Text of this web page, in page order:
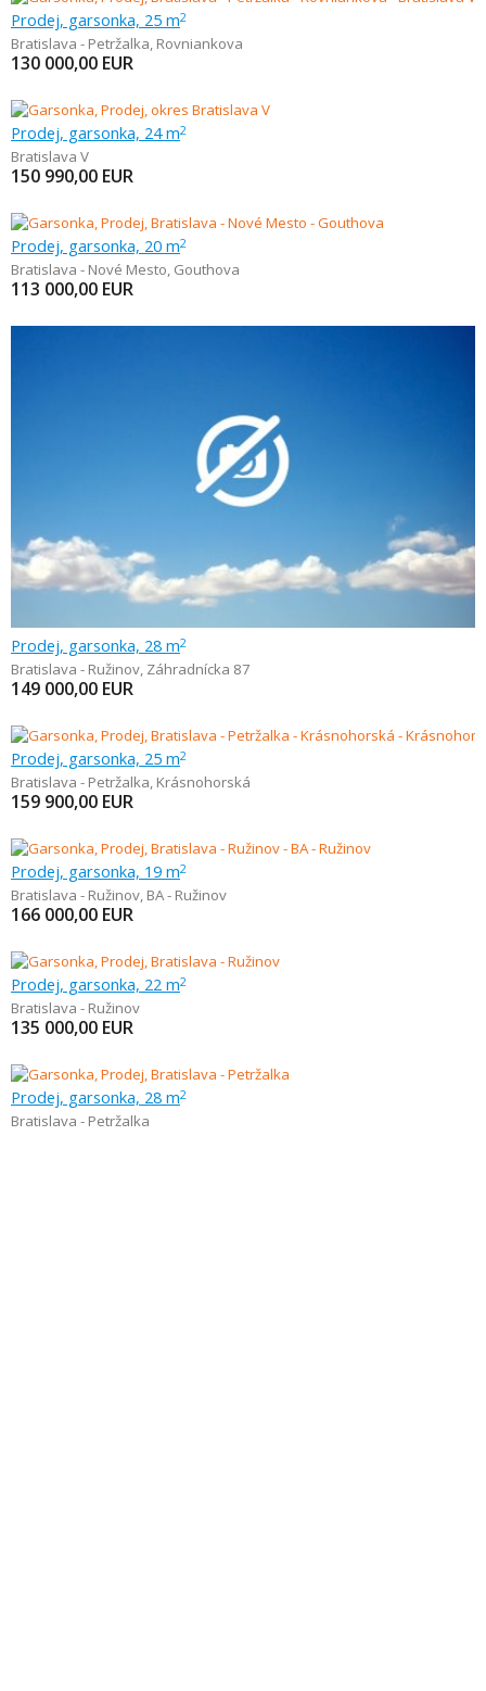
Prodej, garsonka, 25 m2
Bratislava - Petržalka, Rovniankova
130 000,00 EUR
Prodej, garsonka, 24 m2
Bratislava V
150 990,00 EUR
Prodej, garsonka, 20 m2
Bratislava - Nové Mesto, Gouthova
113 000,00 EUR
Prodej, garsonka, 28 m2
Bratislava - Ružinov, Záhradnícka 87
149 000,00 EUR
Prodej, garsonka, 25 m2
Bratislava - Petržalka, Krásnohorská
159 900,00 EUR
Prodej, garsonka, 19 m2
Bratislava - Ružinov, BA - Ružinov
166 000,00 EUR
Prodej, garsonka, 22 m2
Bratislava - Ružinov
135 000,00 EUR
Prodej, garsonka, 28 m2
Bratislava - Petržalka